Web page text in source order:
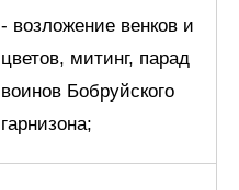
- возложение венков и
цветов, митинг, парад
воинов Бобруйского
гарнизона;